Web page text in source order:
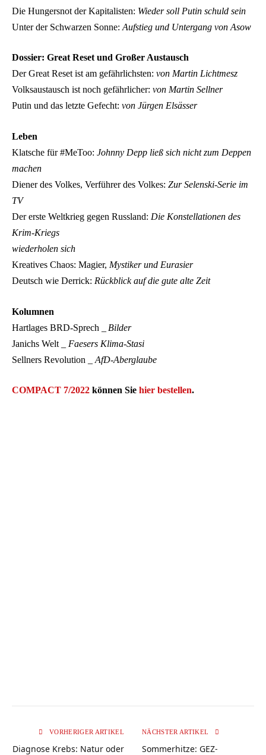
Die Hungersnot der Kapitalisten: Wieder soll Putin schuld sein
Unter der Schwarzen Sonne: Aufstieg und Untergang von Asow
Dossier: Great Reset und Großer Austausch
Der Great Reset ist am gefährlichsten: von Martin Lichtmesz
Volksaustausch ist noch gefährlicher: von Martin Sellner
Putin und das letzte Gefecht: von Jürgen Elsässer
Leben
Klatsche für #MeToo: Johnny Depp ließ sich nicht zum Deppen
machen
Diener des Volkes, Verführer des Volkes: Zur Selenski-Serie im
TV
Der erste Weltkrieg gegen Russland: Die Konstellationen des
Krim-Kriegs
wiederholen sich
Kreatives Chaos: Magier, Mystiker und Eurasier
Deutsch wie Derrick: Rückblick auf die gute alte Zeit
Kolumnen
Hartlages BRD-Sprech _ Bilder
Janichs Welt _ Faesers Klima-Stasi
Sellners Revolution _ AfD-Aberglaube
COMPACT 7/2022 können Sie hier bestellen.
VORHERIGER ARTIKEL
Diagnose Krebs: Natur oder
NÄCHSTER ARTIKEL
Sommerhitze: GEZ-